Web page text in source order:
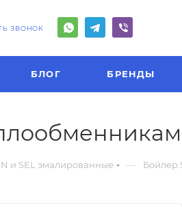
ЗВОНОК
БЛОГ БРЕНДЫ
и SEL эмалированные — Бойлер